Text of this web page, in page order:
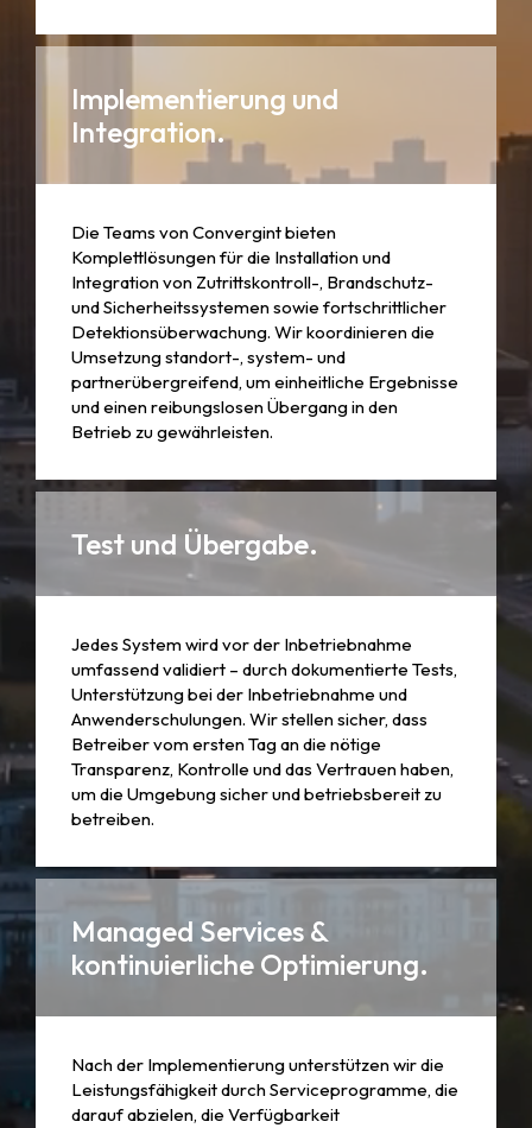
Implementierung und
Integration.
Die Teams von Convergint bieten
Komplettlösungen für die Installation und
Integration von Zutrittskontroll-, Brandschutz-
und Sicherheitssystemen sowie fortschrittlicher
Detektionsüberwachung. Wir koordinieren die
Umsetzung standort-, system- und
partnerübergreifend, um einheitliche Ergebnisse
und einen reibungslosen Übergang in den
Betrieb zu gewährleisten.
Test und Übergabe.
Jedes System wird vor der Inbetriebnahme
umfassend validiert – durch dokumentierte Tests,
Unterstützung bei der Inbetriebnahme und
Anwenderschulungen. Wir stellen sicher, dass
Betreiber vom ersten Tag an die nötige
Transparenz, Kontrolle und das Vertrauen haben,
um die Umgebung sicher und betriebsbereit zu
betreiben.
Managed Services &
kontinuierliche Optimierung.
Nach der Implementierung unterstützen wir die
Leistungsfähigkeit durch Serviceprogramme, die
darauf abzielen, die Verfügbarkeit